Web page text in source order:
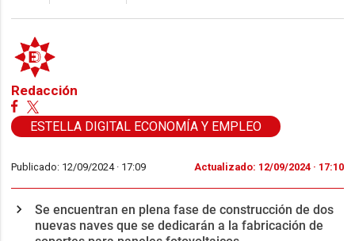
Redacción
ESTELLA DIGITAL ECONOMÍA Y EMPLEO
Publicado: 12/09/2024 · 17:09 Actualizado: 12/09/2024 · 17:10
Se encuentran en plena fase de construcción de dos
nuevas naves que se dedicarán a la fabricación de